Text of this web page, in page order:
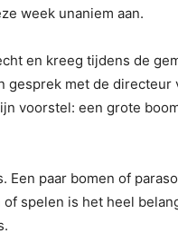
week unaniem aan.
en kreeg tijdens de
met de directeur
voorstel: een grote
Een paar bomen of
spelen is het heel